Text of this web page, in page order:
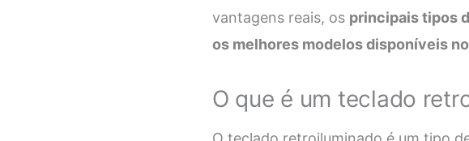
vantagens reais, os principais tipos
os melhores modelos disponíveis
O que é um teclado